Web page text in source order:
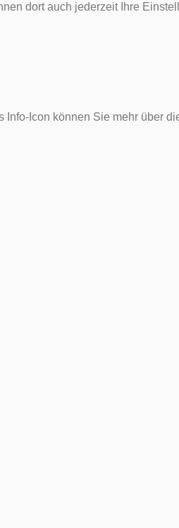
dort auch jederzeit Ihre
Icon können Sie mehr über